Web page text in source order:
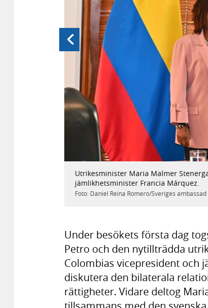
Utrikesminister Maria Malmer
jämlikhetsminister Francia Márquez.
Foto: Daniel Reina Romero/Sveriges
Föregående
Under besökets första dag
Petro och den nytillträdda
Colombias vicepresident och
diskutera den bilaterala
rättigheter. Vidare deltog